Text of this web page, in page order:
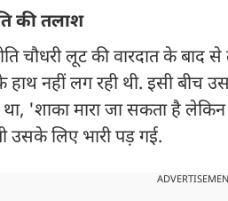
की तलाश
चौधरी लूट की वारदात के बाद
नहीं लग रही थी. इसी बीच
'शाका मारा जा सकता है
उसके लिए भारी पड़ गई.